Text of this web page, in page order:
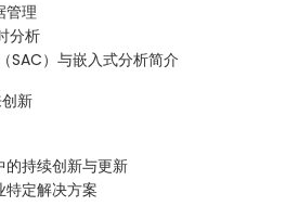
管理
分析
）与嵌入式分析简介
新
的持续创新与更新
特定解决方案